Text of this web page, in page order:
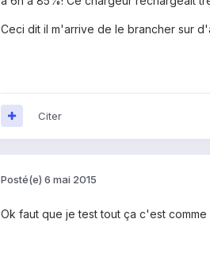
Ceci dit il m'arrive de le brancher sur
Citer
Posté(e) 6 mai 2015
Ok faut que je test tout ça c'est